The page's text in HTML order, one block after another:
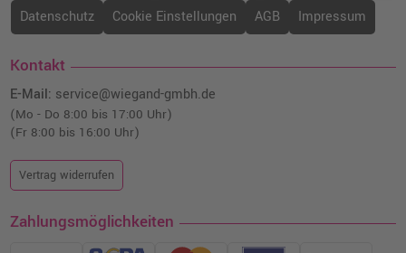
Datenschutz
Cookie Einstellungen AGB Impressum
Kontakt
E-Mail: service@wiegand-gmbh.de
(Mo - Do 8:00 bis 17:00 Uhr)
(Fr 8:00 bis 16:00 Uhr)
Vertrag widerrufen
Zahlungsmöglichkeiten